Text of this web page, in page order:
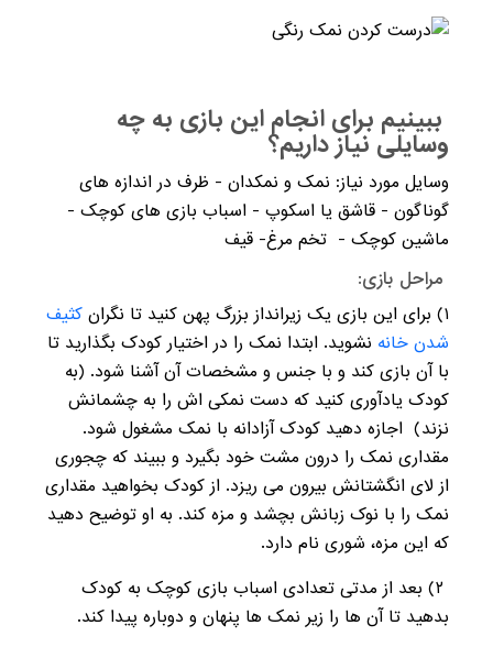
ببینیم برای انجام این بازی به چه
وسایلی نیاز داریم؟
وسایل مورد نیاز: نمک و نمکدان - ظرف در اندازه های
گوناگون - قاشق یا اسکوپ - اسباب بازی های کوچک -
ماشین کوچک - تخم مرغ- قیف
مراحل بازی:
۱) برای این بازی یک زیرانداز بزرگ پهن کنید تا نگران
کثیف
شدن خانه نشوید. ابتدا نمک را در اختیار کودک بگذارید تا
با آن بازی کند و با جنس و مشخصات آن آشنا شود. (به
کودک یادآوری کنید که دست نمکی اش را به چشمانش
نزند) اجازه دهید کودک آزادانه با نمک مشغول شود.
مقداری نمک را درون مشت خود بگیرد و ببیند که چجوری
از لای انگشتانش بیرون می ریزد. از کودک بخواهید مقداری
نمک را با نوک زبانش بچشد و مزه کند. به او توضیح دهید
که این مزه، شوری نام دارد.
۲) بعد از مدتی تعدادی اسباب بازی کوچک به کودک
بدهید تا آن ها را زیر نمک ها پنهان و دوباره پیدا کند.